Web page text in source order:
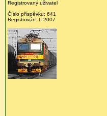
Registrovaný uživatel
Číslo příspěvku: 641
Registrován: 6-2007